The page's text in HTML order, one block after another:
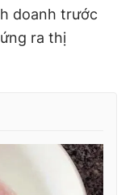
doanh trước
ra thị